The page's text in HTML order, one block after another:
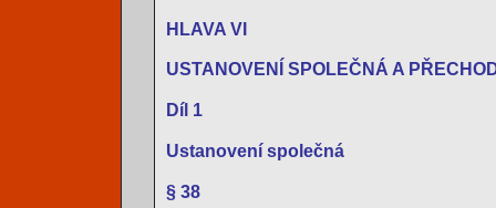
HLAVA VI
USTANOVENÍ SPOLEČNÁ A
Díl 1
Ustanovení společná
§ 38